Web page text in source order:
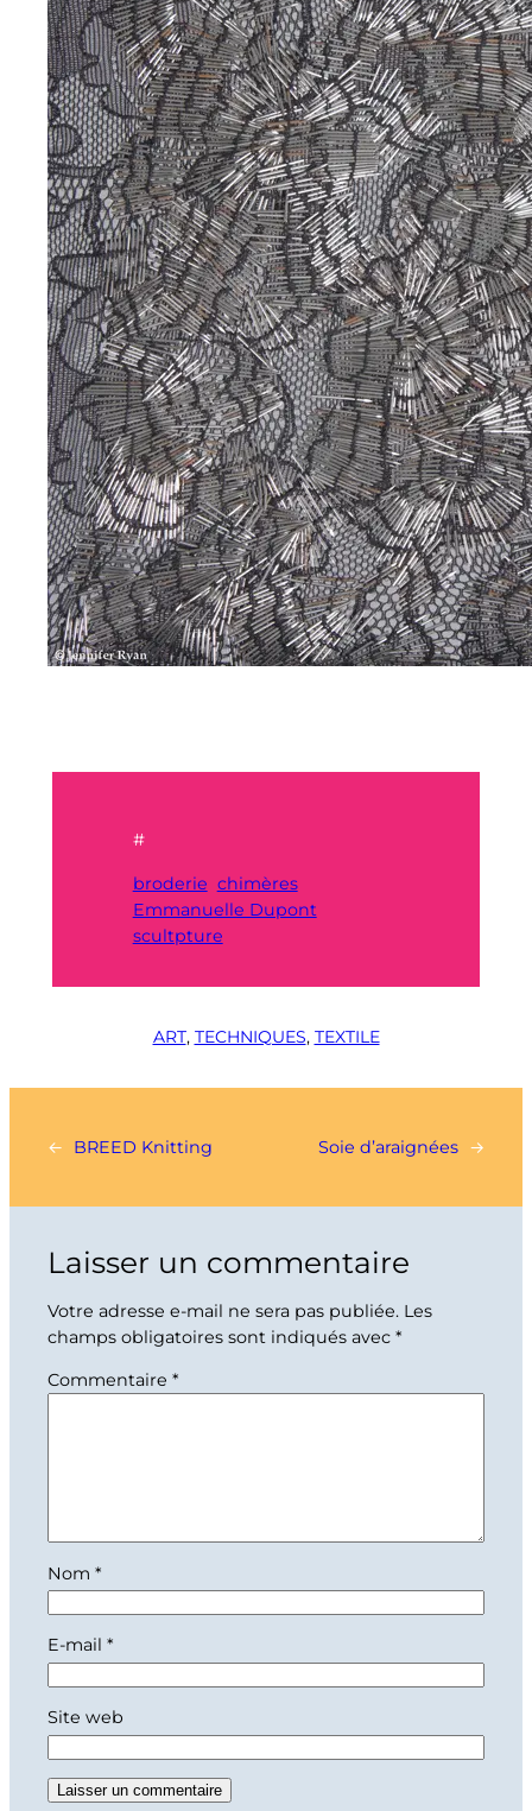
#
broderie chimères
Emmanuelle Dupont
scultpture
ART, TECHNIQUES, TEXTILE
← BREED Knitting Soie d’araignées →
Laisser un commentaire
Votre adresse e-mail ne sera pas publiée. Les
champs obligatoires sont indiqués avec *
Commentaire *
Nom *
E-mail *
Site web